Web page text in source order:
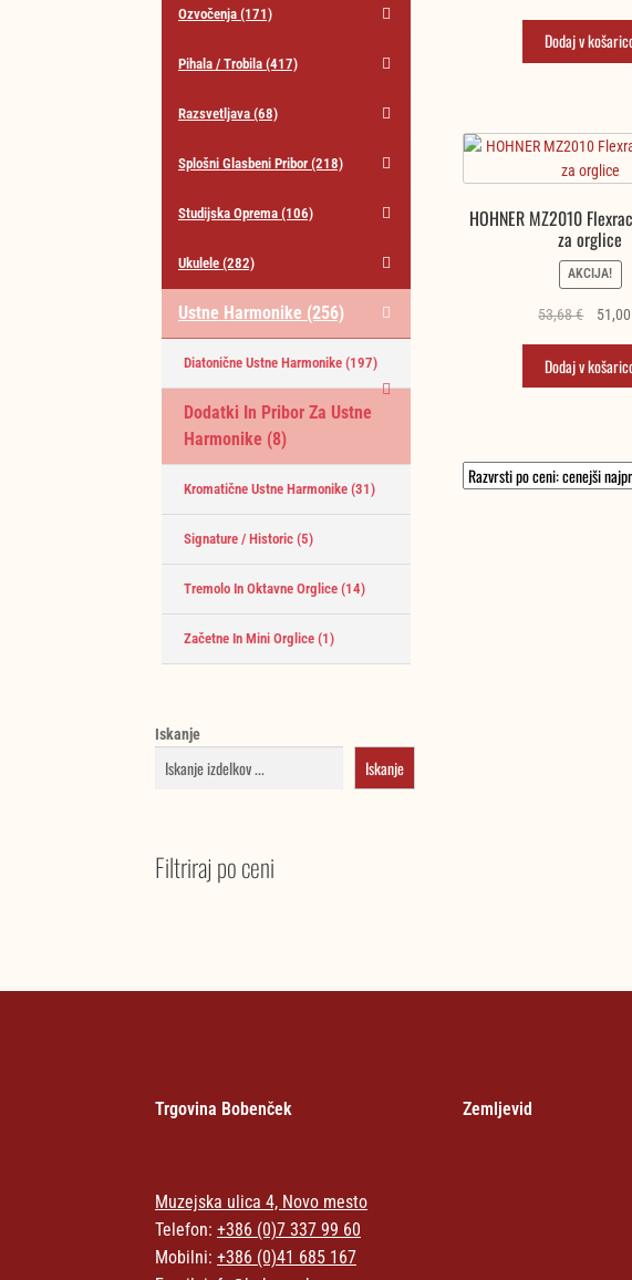
je
bila:
Dodaj v
HOHNER MZ2010
za orglice
AKCIJA!
53,68€
Izvirna
je
bila:
Dodaj v
Ozvočenja(171)
Pihala / Trobila(417)
Razsvetljava(68)
Splošni Glasbeni Pribor(218)
Studijska Oprema(106)
Ukulele(282)
Ustne Harmonike (256)
Diatonične Ustne Harmonike(197)
Dodatki In Pribor Za Ustne
Harmonike (8)
Kromatične Ustne Harmonike(31)
Signature / Historic(5)
Tremolo In Oktavne Orglice(14)
Začetne In Mini Orglice(1)
Iskanje
Iskanje
Filtriraj po ceni
Trgovina Bobenček
Muzejska ulica 4, Novo mesto
Telefon:+386 (0)7 337 99 60
Mobilni:+386 (0)41 685 167
Zemljevid